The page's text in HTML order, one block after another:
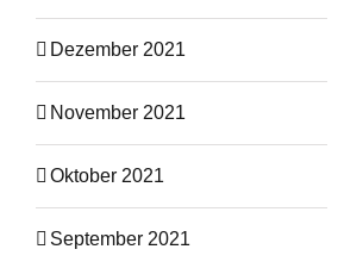
Dezember 2021
November 2021
Oktober 2021
September 2021